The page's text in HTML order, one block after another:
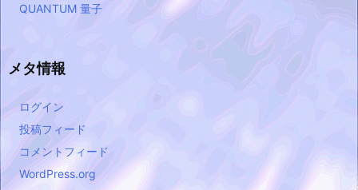
QUANTUM 量子
メタ情報
ログイン
投稿フィード
コメントフィード
WordPress.org